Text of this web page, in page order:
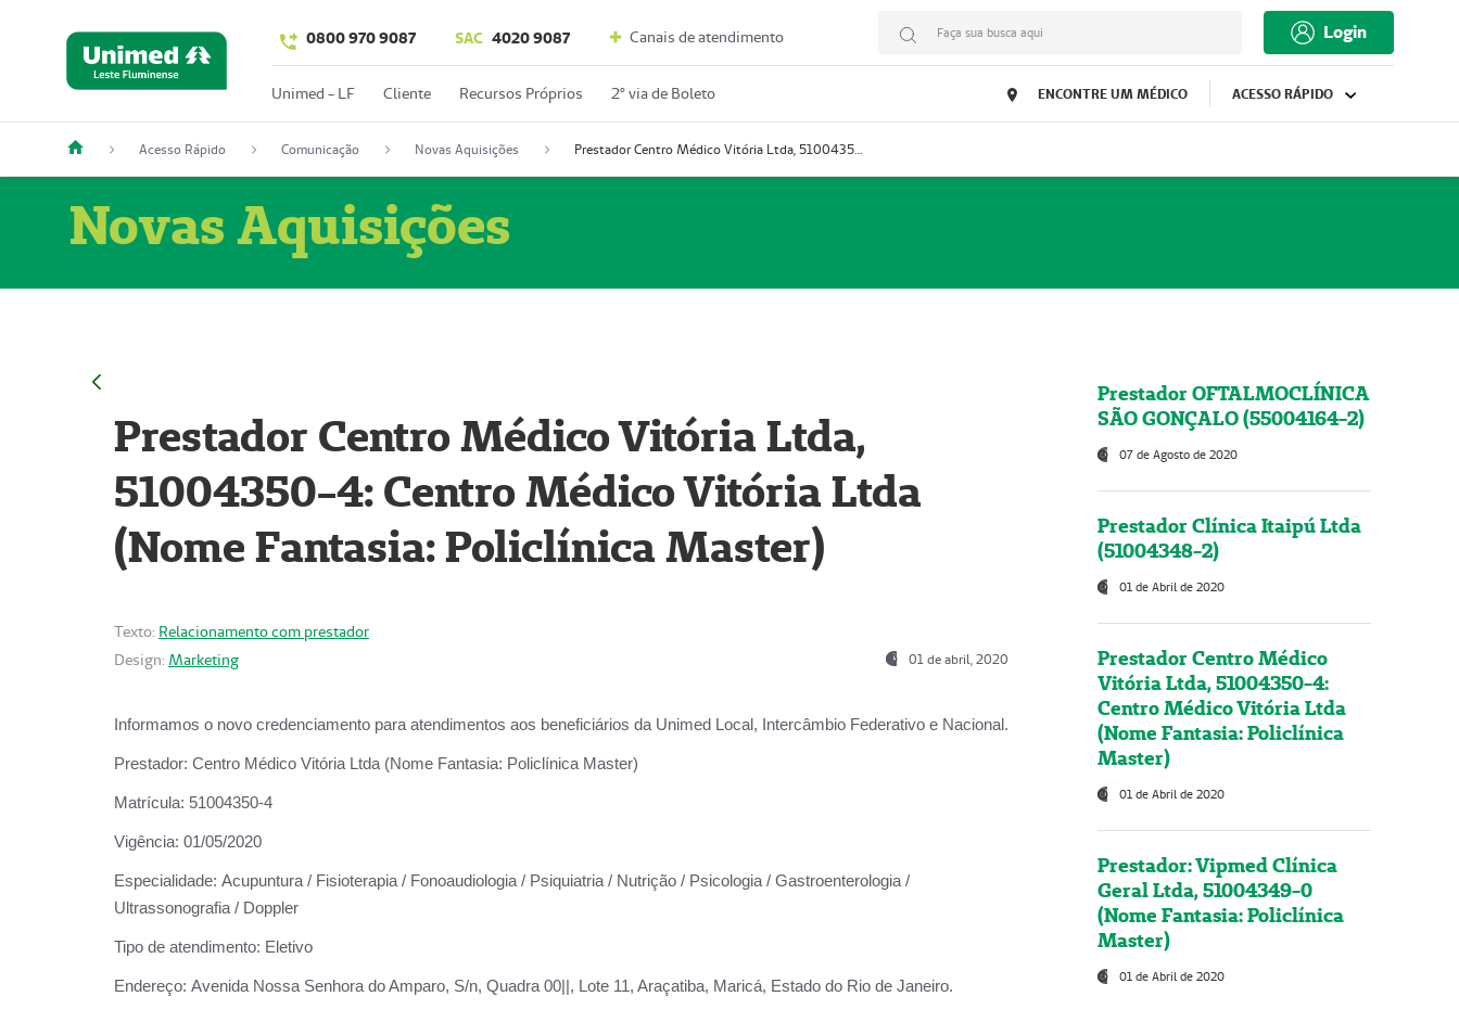
0800 970 9087 SAC 4020 9087 Canais de atendimento Faça sua busca aqui Login
Unimed - LF Cliente Recursos Próprios 2º via de Boleto ENCONTRE UM MÉDICO ACESSO RÁPIDO
Acesso Rápido Comunicação Novas Aquisições Prestador Centro Médico Vitória Ltda, 51004350-4: Centro Médico Vitória Ltda (Nome Fantasia: Policlínica Master)
Novas Aquisições
Prestador Centro Médico Vitória Ltda,
51004350-4: Centro Médico Vitória Ltda
(Nome Fantasia: Policlínica Master)
Texto: Relacionamento com prestador
Design: Marketing 01 de abril, 2020
Informamos o novo credenciamento para atendimentos aos beneficiários da Unimed Local, Intercâmbio Federativo e Nacional.
Prestador: Centro Médico Vitória Ltda (Nome Fantasia: Policlínica Master)
Matrícula: 51004350-4
Vigência: 01/05/2020
Especialidade: Acupuntura / Fisioterapia / Fonoaudiologia / Psiquiatria / Nutrição / Psicologia / Gastroenterologia /
Ultrassonografia / Doppler
Tipo de atendimento: Eletivo
Endereço: Avenida Nossa Senhora do Amparo, S/n, Quadra 00||, Lote 11, Araçatiba, Maricá, Estado do Rio de Janeiro.
Prestador OFTALMOCLÍNICA
SÃO GONÇALO (55004164-2)
07 de Agosto de 2020
Prestador Clínica Itaipú Ltda
(51004348-2)
01 de Abril de 2020
Prestador Centro Médico
Vitória Ltda, 51004350-4:
Centro Médico Vitória Ltda
(Nome Fantasia: Policlínica
Master)
01 de Abril de 2020
Prestador: Vipmed Clínica
Geral Ltda, 51004349-0
(Nome Fantasia: Policlínica
Master)
01 de Abril de 2020